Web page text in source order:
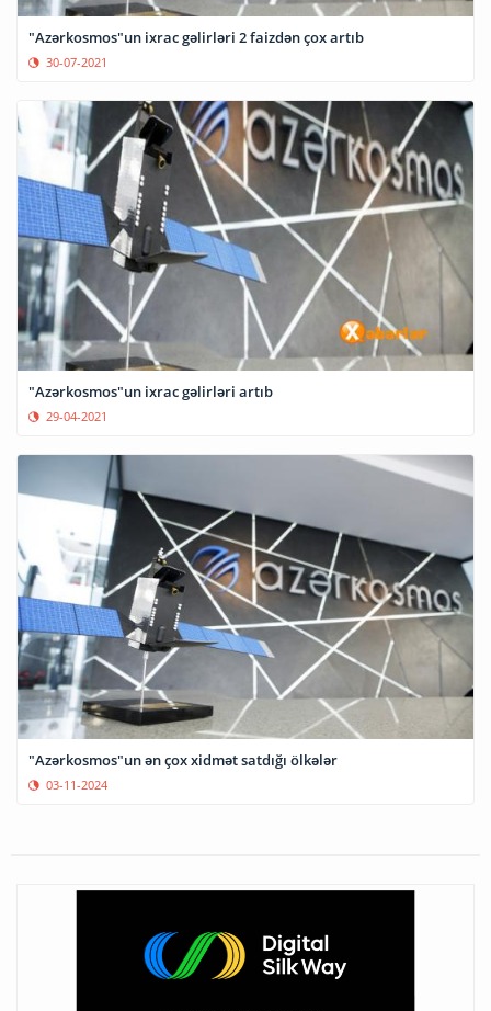
"Azərkosmos"un ixrac gəlirləri 2 faizdən çox artıb
30-07-2021
"Azərkosmos"un ixrac gəlirləri artıb
29-04-2021
"Azərkosmos"un ən çox xidmət satdığı ölkələr
03-11-2024